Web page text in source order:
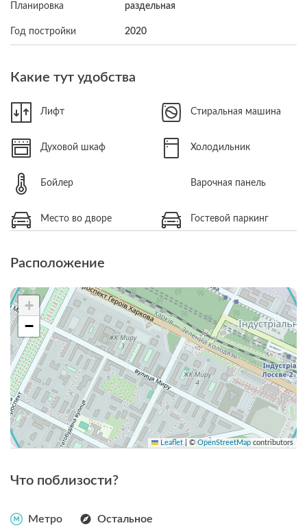
Планировка раздельная
Год постройки 2020
Какие тут удобства
Лифт Стиральная машина
Духовой шкаф Холодильник
Бойлер Варочная панель
Место во дворе Гостевой паркинг
Расположение
+
−
Leaflet | ©OpenStreetMap contributors
Что поблизости?
Метро Остальное